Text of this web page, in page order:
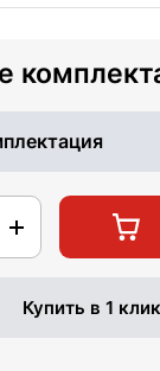
Купить в 1 клик